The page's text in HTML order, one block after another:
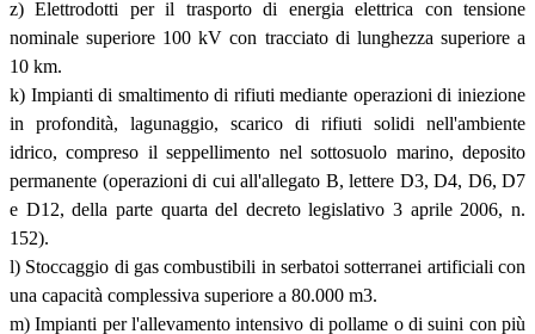
z) Elettrodotti per il trasporto di energia elettrica con tensione
nominale superiore 100 kV con tracciato di lunghezza superiore a
10 km.
k) Impianti di smaltimento di rifiuti mediante operazioni di iniezione
in profondità, lagunaggio, scarico di rifiuti solidi nell'ambiente
idrico, compreso il seppellimento nel sottosuolo marino, deposito
permanente (operazioni di cui all'allegato B, lettere D3, D4, D6, D7
e D12, della parte quarta del decreto legislativo 3 aprile 2006, n.
152).
l) Stoccaggio di gas combustibili in serbatoi sotterranei artificiali con
una capacità complessiva superiore a 80.000 m3.
m) Impianti per l'allevamento intensivo di pollame o di suini con più